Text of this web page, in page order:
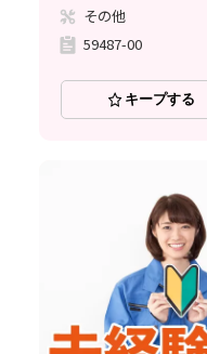
その他
59487-00
キープする